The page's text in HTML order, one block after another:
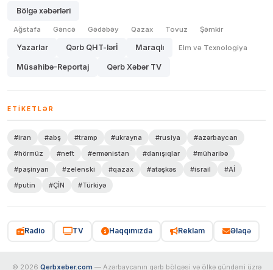
Bölgə xəbərləri
Ağstafa Gəncə Gədəbəy Qazax Tovuz Şəmkir
Yazarlar Qərb QHT-lərİ Maraqlı Elm və Texnologiya
Müsahibə-Reportaj Qərb Xəbər TV
ETIKETLƏR
#iran #abş #tramp #ukrayna #rusiya
#azərbaycan
#hörmüz
#neft #ermənistan #danışıqlar
#müharibə
#paşinyan
#zelenski #qazax #atəşkəs #israil
#Aİ
#putin
#ÇİN #Türkiyə
Radio TV Haqqımızda Reklam Əlaqə
© 2026 Qerbxeber.com — Azərbaycanın qərb bölgəsi və ölkə gündəmi üzrə